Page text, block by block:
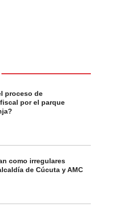
proceso de
por el parque
como irregulares
de Cúcuta y AMC